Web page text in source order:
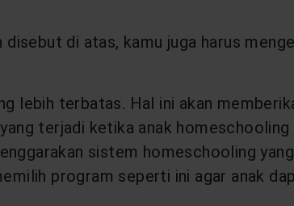
di atas, kamu juga harus
lebih terbatas. Hal ini akan
terjadi ketika anak
sistem homeschooling
program seperti ini agar anak